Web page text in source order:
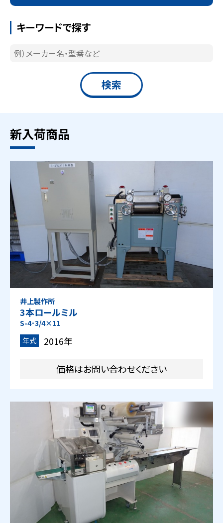
キーワードで探す
新入荷商品
井上製作所
3本ロールミル
S-4･3/4×11
年式
2016年
価格はお問い合わせください